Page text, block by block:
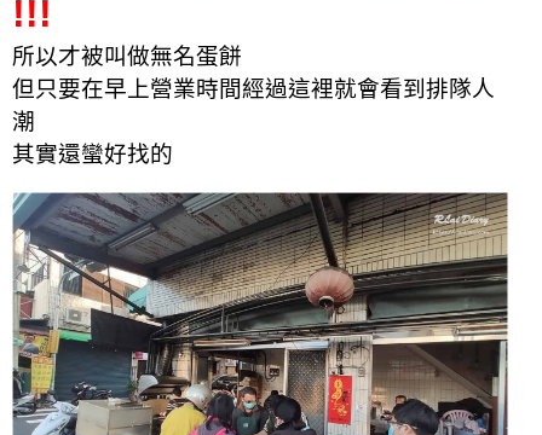
!!!
所以才被叫做無名蛋餅
但只要在早上營業時間經過這裡就會看到排隊人
潮
其實還蠻好找的